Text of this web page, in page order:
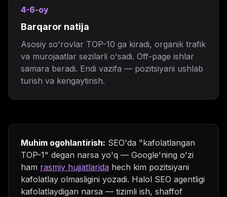
4-6-oy
Barqaror natija
Asosiy so'rovlar TOP-10 ga kiradi, organik trafik
va murojaatlar sezilarli o'sadi. Off-page ishlar
samara beradi. Endi vazifa — pozitsiyani ushlab
turish va kengaytirish.
Muhim ogohlantirish: SEO'da "kafolatlangan
TOP-1" degan narsa yo'q — Google'ning o'zi
ham rasmiy hujjatlarida hech kim pozitsiyani
kafolatlay olmasligini yozadi. Halol SEO agentligi
kafolatlaydigan narsa — tizimli ish, shaffof